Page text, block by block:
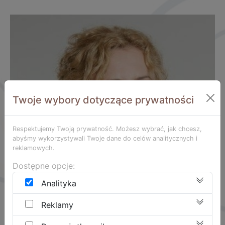
Twoje wybory dotyczące prywatności
Respektujemy Twoją prywatność. Możesz wybrać, jak chcesz,
abyśmy wykorzystywali Twoje dane do celów analitycznych i
reklamowych.
Dostępne opcje:
Analityka
Reklamy